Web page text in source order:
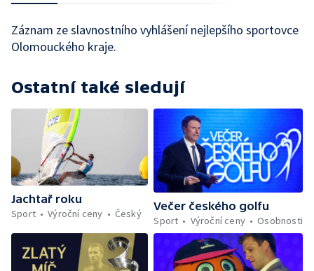
Záznam ze slavnostního vyhlášení nejlepšího sportovce
Olomouckého kraje.
Ostatní také sledují
Jachtař roku
Sport
Výroční ceny Český
Večer českého golfu
Sport
Výroční ceny Osobnosti